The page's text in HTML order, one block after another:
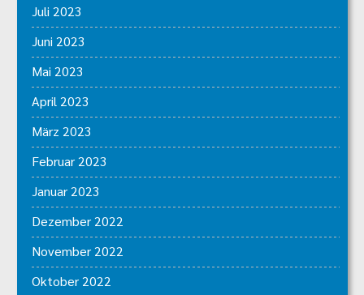
Juli 2023
Juni 2023
Mai 2023
April 2023
März 2023
Februar 2023
Januar 2023
Dezember 2022
November 2022
Oktober 2022